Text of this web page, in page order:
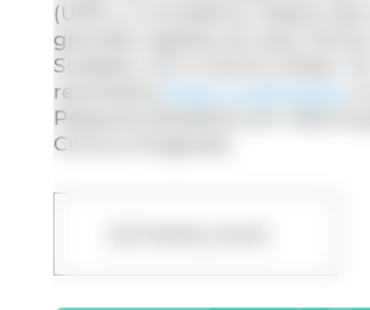
(USP), e considerou dados das
grandes regiões do país:
Sudeste, Sul e Centro-Oeste. Os
resultados
Pesquisa Brasileira em
Clínica Integrada.